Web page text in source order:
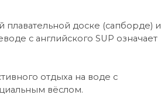
плавательной доске (сапборде) и
с английского SUP означает
отдыха на воде с
вёслом.